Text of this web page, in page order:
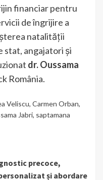
financiar pentru
de îngrijire a
natalității
angajatori și
dr. Oussama
România.
Veliscu, Carmen Orban,
Jabri, saptamana
precoce,
și abordare